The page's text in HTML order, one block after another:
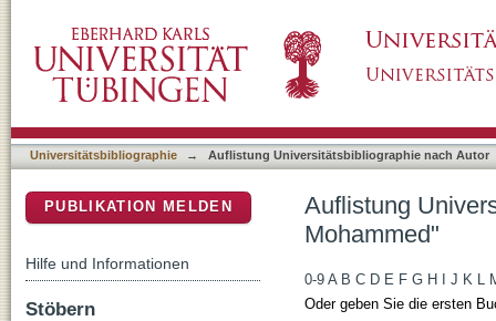
Universitätsbibliographie → Auflistung Universitätsbibliographie nach Autor
Auflistung
Mohammed"
0-9 A B C D E F G H J K L
Oder geben Sie die ersten
PUBLIKATION MELDEN
Hilfe und Informationen
Stöbern